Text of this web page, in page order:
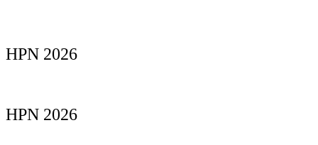
HPN 2026
HPN 2026